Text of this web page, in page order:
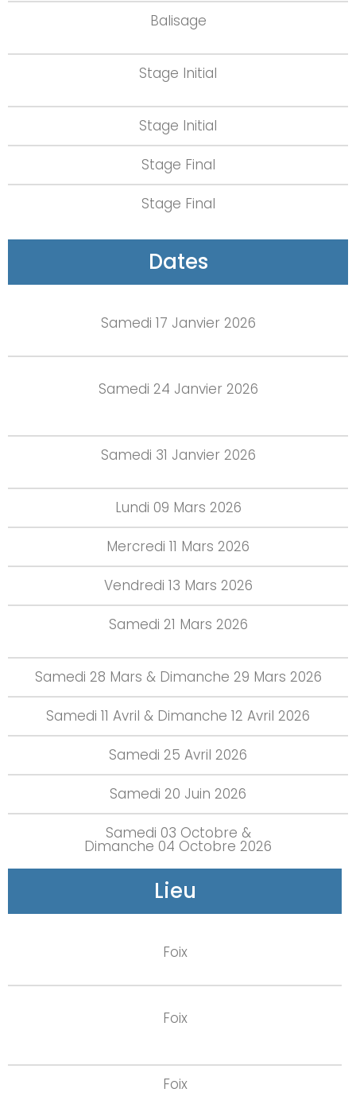
Balisage
Stage Initial
Stage Initial
Stage Final
Stage Final
Dates
Samedi 17 Janvier 2026
Samedi 24 Janvier 2026
Samedi 31 Janvier 2026
Lundi 09 Mars 2026
Mercredi 11 Mars 2026
Vendredi 13 Mars 2026
Samedi 21 Mars 2026
Samedi 28 Mars & Dimanche 29 Mars 2026
Samedi 11 Avril & Dimanche 12 Avril 2026
Samedi 25 Avril 2026
Samedi 20 Juin 2026
Samedi 03 Octobre &
Dimanche 04 Octobre 2026
Lieu
Foix
Foix
Foix